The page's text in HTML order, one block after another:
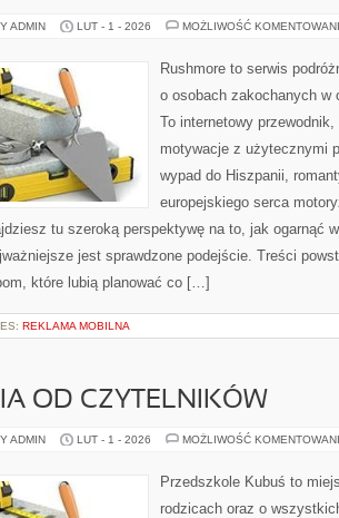
ADMIN LUT - 1 - 2026 MOŻLIWOŚĆ
Rushmore to serwis
o osobach zakochanych w
To internetowy
motywacje z użytecznymi
wypad do Hiszpanii,
europejskiego serca
tu szeroką perspektywę na to, jak ogarnąć
jest sprawdzone podejście. Treści
które lubią planować co […]
REKLAMA MOBILNA
OD CZYTELNIKÓW
ADMIN LUT - 1 - 2026 MOŻLIWOŚĆ
Przedszkole Kubuś to
rodzicach oraz o